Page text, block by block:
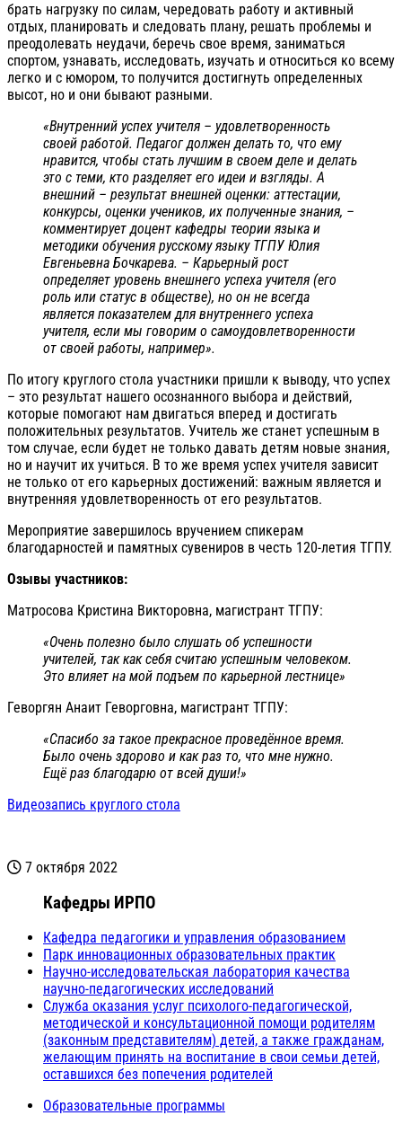
брать нагрузку по силам, чередовать работу и активный
отдых, планировать и следовать плану, решать проблемы и
преодолевать неудачи, беречь свое время, заниматься
спортом, узнавать, исследовать, изучать и относиться ко всему
легко и с юмором, то получится достигнуть определенных
высот, но и они бывают разными.
«Внутренний успех учителя – удовлетворенность
своей работой. Педагог должен делать то, что ему
нравится, чтобы стать лучшим в своем деле и делать
это с теми, кто разделяет его идеи и взгляды. А
внешний – результат внешней оценки: аттестации,
конкурсы, оценки учеников, их полученные знания, –
комментирует доцент кафедры теории языка и
методики обучения русскому языку ТГПУ Юлия
Евгеньевна Бочкарева. – Карьерный рост
определяет уровень внешнего успеха учителя (его
роль или статус в обществе), но он не всегда
является показателем для внутреннего успеха
учителя, если мы говорим о самоудовлетворенности
от своей работы, например».
По итогу круглого стола участники пришли к выводу, что успех
– это результат нашего осознанного выбора и действий,
которые помогают нам двигаться вперед и достигать
положительных результатов. Учитель же станет успешным в
том случае, если будет не только давать детям новые знания,
но и научит их учиться. В то же время успех учителя зависит
не только от его карьерных достижений: важным является и
внутренняя удовлетворенность от его результатов.
Мероприятие завершилось вручением спикерам
благодарностей и памятных сувениров в честь 120-летия ТГПУ.
Озывы участников:
Матросова Кристина Викторовна, магистрант ТГПУ:
«Очень полезно было слушать об успешности
учителей, так как себя считаю успешным человеком.
Это влияет на мой подъем по карьерной лестнице»
Геворгян Анаит Геворговна, магистрант ТГПУ:
«Спасибо за такое прекрасное проведённое время.
Было очень здорово и как раз то, что мне нужно.
Ещё раз благодарю от всей души!»
Видеозапись круглого стола
7 октября 2022
Кафедры ИРПО
Кафедра педагогики и управления образованием
Парк инновационных образовательных практик
Научно-исследовательская лаборатория качества
научно-педагогических исследований
Служба оказания услуг психолого-педагогической,
методической и консультационной помощи родителям
(законным представителям) детей, а также гражданам,
желающим принять на воспитание в свои семьи детей,
оставшихся без попечения родителей
Образовательные программы